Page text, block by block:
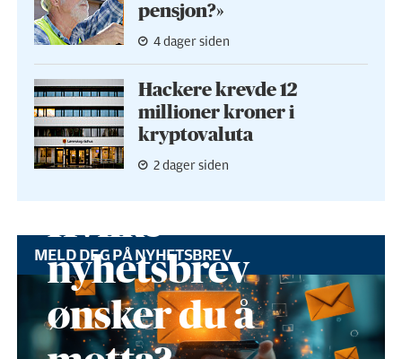
pensjon?»
4 dager siden
Hackere krevde 12
millioner kroner i
kryptovaluta
2 dager siden
MELD DEG PÅ NYHETSBREV
nyhetsbrev
ønsker du å